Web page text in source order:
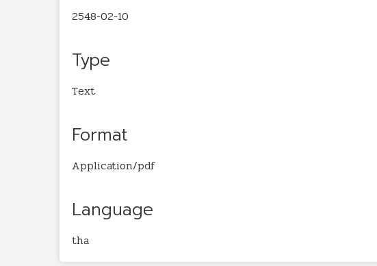
2548-02-10
Type
Text
Format
Application/pdf
Language
tha